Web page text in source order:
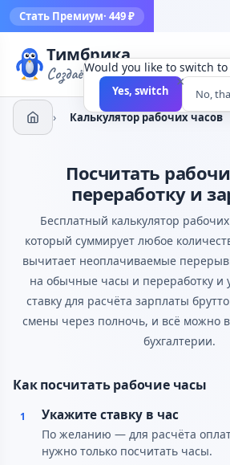
Стать Премиум· 449 ₽
Тимбрика
Создаём инструменты
› Калькулятор рабочих часов
Посчитать
переработку и
Бесплатный калькулятор
который суммирует любое
вычитает неоплачиваемые
на обычные часы и переработку и
ставку для расчёта зарплаты
смены через полночь, и всё можно
бухгалтерии.
Как посчитать рабочие часы
1 Укажите ставку в час
По желанию — для расчёта
нужно только посчитать часы.
×
Would you like to switch to
Yes, switch No,